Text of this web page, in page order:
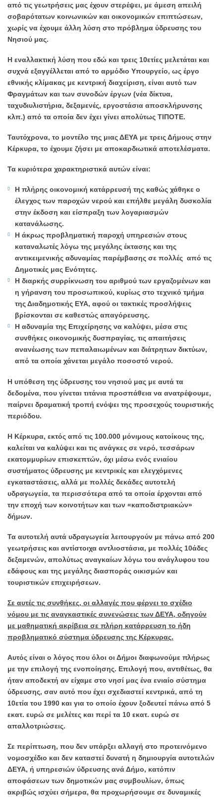
από τις γεωτρήσεις μας έχουν στερέψει, με άμεση απειλή
σοβαρότατων κοινωνικών και οικονομικών επιπτώσεων,
χωρίς να έχουμε άλλη λύση στο πρόβλημα ύδρευσης του
Νησιού μας.
Η εναλλακτική λύση που εδώ και τρεις 10ετίες μελετάται και
συχνά εξαγγέλλεται από το αρμόδιο Υπουργείο, ως έργο
εθνικής κλίμακας με κεντρική διαχείριση, είναι αυτό των
Φραγμάτων και των συνοδών έργων (νέα δίκτυα,
ταχυδιυλιστήρια, δεξαμενές, εργοστάσια αποσκλήρυνσης
κλπ.) από τα οποία δεν έχει γίνει απολύτως ΤΙΠΟΤΕ.
Ταυτόχρονα, το μοντέλο της μιας ΔΕΥΑ με τρεις Δήμους στην
Κέρκυρα, το έχουμε ζήσει με αποκαρδιωτικά αποτελέσματα.
Τα κυριότερα χαρακτηριστικά αυτών είναι:
Η πλήρης οικονομική κατάρρευσή της καθώς χάθηκε ο
έλεγχος των παροχών νερού και επήλθε μεγάλη δυσκολία
στην έκδοση και είσπραξη των λογαριασμών
κατανάλωσης.
Η άκρως προβληματική παροχή υπηρεσιών στους
καταναλωτές λόγω της μεγάλης έκτασης και της
αντικειμενικής αδυναμίας παρέμβασης σε πολλές από τις
Δημοτικές μας Ενότητες.
Η διαρκής συρρίκνωση του αριθμού των εργαζομένων και
η γήρανση του προσωπικού, κυρίως στο τεχνικό τμήμα
της Διαδημοτικής ΕΥΑ, αφού οι τακτικές προσλήψεις
βρίσκονται σε καθεστώς απαγόρευσης.
Η αδυναμία της Επιχείρησης να καλύψει, μέσα στις
συνθήκες οικονομικής δυσπραγίας, τις απαιτήσεις
ανανέωσης των πεπαλαιωμένων και διάτρητων δικτύων,
από τα οποία χάνεται μεγάλο ποσοστό νερού.
Η υπόθεση της ύδρευσης του νησιού μας με αυτά τα
δεδομένα, που γίνεται τιτάνια προσπάθεια να ανατρέψουμε,
παίρνει δραματική τροπή ενόψει της προσεχούς τουριστικής
περιόδου.
Η Κέρκυρα, εκτός από τις 100.000 μόνιμους κατοίκους της,
καλείται να καλύψει και τις ανάγκες σε νερό, τεσσάρων
εκατομμυρίων επισκεπτών, όχι μέσω ενός ενιαίου
συστήματος ύδρευσης με κεντρικές και ελεγχόμενες
εγκαταστάσεις, αλλά με πολλές δεκάδες αυτοτελή
υδραγωγεία, τα περισσότερα από τα οποία έρχονται από
την εποχή των κοινοτήτων και των «καποδιστριακών»
δήμων.
Τα αυτοτελή αυτά υδραγωγεία λειτουργούν με πάνω από 200
γεωτρήσεις και αντίστοιχα αντλιοστάσια, με πολλές 10άδες
δεξαμενών, απολύτως αναγκαίων λόγω του ανάγλυφου του
εδάφους και της μεγάλης διασποράς οικισμών και
τουριστικών επιχειρήσεων.
Σε αυτές τις συνθήκες, οι αλλαγές που φέρνει το σχέδιο
νόμου με τις αναγκαστικές συνενώσεις των ΔΕΥΑ, οδηγούν
με μαθηματική ακρίβεια σε πλήρη κατάρρευση το ήδη
προβληματικό σύστημα ύδρευσης της Κέρκυρας.
Αυτός είναι ο λόγος που όλοι οι Δήμοι διαφωνούμε πλήρως
με την επιλογή της ενοποίησης. Επιλογή που, αντιθέτως, θα
ήταν αποδεκτή αν είχαμε στο νησί μας ένα ενιαίο σύστημα
ύδρευσης, σαν αυτό που έχει σχεδιαστεί κεντρικά, από τη
10ετία του 1990 και για το οποίο έχουν ξοδευτεί πάνω από 5
εκατ. ευρώ σε μελέτες και περί τα 10 εκατ. ευρώ σε
απαλλοτριώσεις.
Σε περίπτωση, που δεν υπάρξει αλλαγή στο προτεινόμενο
νομοσχέδιο και δεν καταστεί δυνατή η δημιουργία αυτοτελών
ΔΕΥΑ, ή υπηρεσιών ύδρευσης ανά Δήμο, κατόπιν
αποφάσεων των δημοτικών μας συμβουλίων, όπως
ακριβώς ισχύει σήμερα, θα προχωρήσουμε σε δυναμικές